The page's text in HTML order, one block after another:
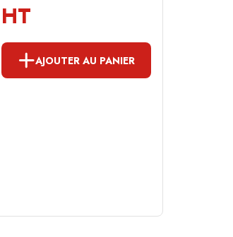
HT
AJOUTER AU PANIER